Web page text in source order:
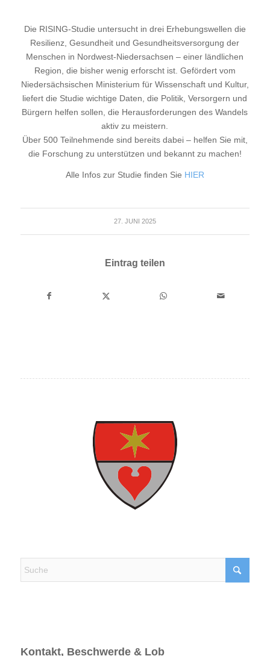
Die RISING-Studie untersucht in drei Erhebungswellen die
Resilienz, Gesundheit und Gesundheitsversorgung der
Menschen in Nordwest-Niedersachsen – einer ländlichen
Region, die bisher wenig erforscht ist. Gefördert vom
Niedersächsischen Ministerium für Wissenschaft und Kultur,
liefert die Studie wichtige Daten, die Politik, Versorgern und
Bürgern helfen sollen, die Herausforderungen des Wandels
aktiv zu meistern.
Über 500 Teilnehmende sind bereits dabei – helfen Sie mit,
die Forschung zu unterstützen und bekannt zu machen!
Alle Infos zur Studie finden Sie HIER
27. JUNI 2025
Eintrag teilen
Kontakt, Beschwerde & Lob